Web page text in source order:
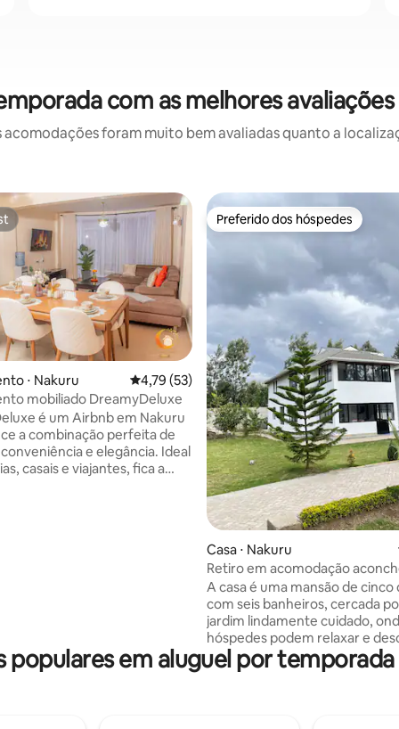
com as melhores
acomodações foram muito bem avaliadas quanto a
de 5, 43 avaliações
⋅ Nakuru 4,79 de uma avaliação média de 5, 53
4,79 (53)
mobiliado DreamyDeluxe
é um Airbnb em Nakuru
a combinação perfeita de
e elegância. Ideal
casais e viajantes, fica a
inesquecível!
Preferido dos hóspedes
Preferido dos hóspedes
Casa ⋅ Nakuru
Retiro em acomodação
A casa é uma mansão de
com seis banheiros, cercada
jardim lindamente cuidado,
hóspedes podem relaxar e
propriedade está localizada
um complexo fechado e
populares em aluguel por